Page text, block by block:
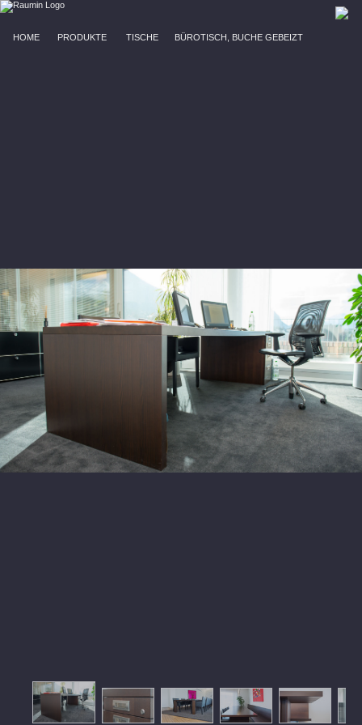
HOME PRODUKTE TISCHE BÜROTISCH, BUCHE GEBEIZT